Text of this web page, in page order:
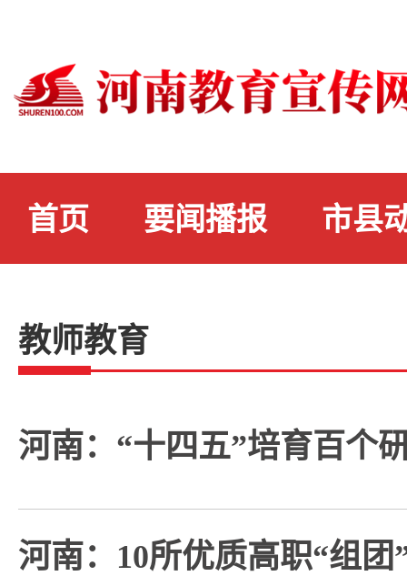
首页 要闻播报 市县
教师教育
河南：“十四五”培育百个
河南：10所优质高职“组团